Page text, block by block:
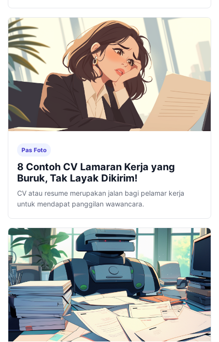
Pas Foto
8 Contoh CV Lamaran Kerja yang
Buruk, Tak Layak Dikirim!
CV atau resume merupakan jalan bagi pelamar kerja
untuk mendapat panggilan wawancara.